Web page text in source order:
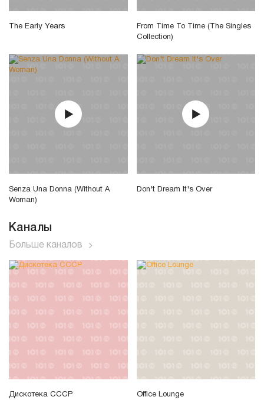
The Early Years
From Time To Time (The Singles
Collection)
Senza Una Donna (Without A
Woman)
Don't Dream It's Over
Каналы
Больше каналов
Дискотека СССР Office Lounge